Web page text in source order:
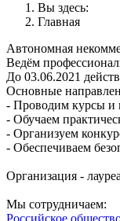
Вы здесь:
Главная
Автономная
Ведём
До 03.06.2021
Основные
- Проводим курсы и
- Обучаем
- Организуем
- Обеспечиваем
Организация -
Мы сотрудничаем:
Российское